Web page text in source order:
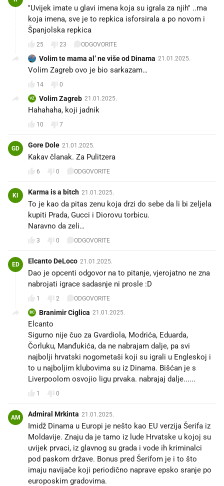
"Uvijek imate u glavi imena koja su igrala za njih" ..ma
koja imena, sve je to repkica isforsirala a po novom i
Španjolska repkica
25 23 ODGOVORITE
Volim te mama al’ ne više od Dinama 21.01.2025.
Volim Zagreb ovo je bio sarkazam…
14 0
VZ Volim Zagreb 21.01.2025.
Hahahaha, koji jadnik🤣
10 7
GD Gore Dole 21.01.2025.
Kakav članak. Za Pulitzera
6 0 ODGOVORITE
KI Karma is a bitch 21.01.2025.
To je kao da pitas zenu koja drzi do sebe da li bi zeljela
kupiti Prada, Gucci i Diorovu torbicu.
Naravno da zeli…
3 0 ODGOVORITE
ED Elcanto DeLoco 21.01.2025.
Dao je opcenti odgovor na to pitanje, vjerojatno ne zna
nabrojati igrace sadasnje ni prosle :D
1 2 ODGOVORITE
BC Branimir Ciglica 21.01.2025.
Elcanto
Sigurno nije čuo za Gvardiola, Modrića, Eduarda,
Čorluku, Manđukića, da ne nabrajam dalje, pa svi
najbolji hrvatski nogometaši koji su igrali u Engleskoj i
to u najboljim klubovima su iz Dinama. Bišćan je s
Liverpoolom osvojio ligu prvaka. nabrajaj dalje......
1 0
AM Admiral Mrkinta 21.01.2025.
Imidž Dinama u Europi je nešto kao EU verzija Šerifa iz
Moldavije. Znaju da je tamo iz lude Hrvatske u kojoj su
uvijek prvaci, iz glavnog su grada i vode ih kriminalci
pod paskom države. Bonus pred Šerifom je i to što
imaju navijače koji periodično naprave epsko sranje po
europoskim gradovima.